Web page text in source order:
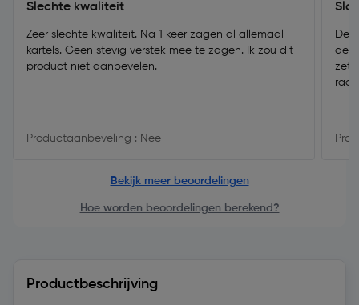
Slechte kwaliteit
Zeer slechte kwaliteit. Na 1 keer zagen al allemaal
kartels. Geen stevig verstek mee te zagen. Ik zou dit
product niet aanbevelen.
Productaanbeveling : Nee
De
de
Bekijk meer beoordelingen
Hoe worden beoordelingen berekend?
Productbeschrijving